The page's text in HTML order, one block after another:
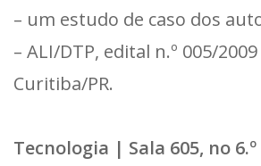
– um estudo de caso dos
– ALI/DTP, edital n.º 005/2009
Curitiba/PR.
Tecnologia | Sala 605, no